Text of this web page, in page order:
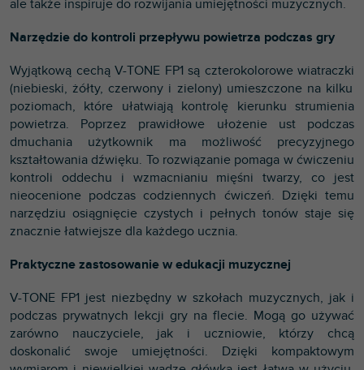
ale także inspiruje do rozwijania umiejętności muzycznych.
Narzędzie do kontroli przepływu powietrza podczas gry
Wyjątkową cechą V-TONE FP1 są czterokolorowe wiatraczki
(niebieski, żółty, czerwony i zielony) umieszczone na kilku
poziomach, które ułatwiają kontrolę kierunku strumienia
powietrza. Poprzez prawidłowe ułożenie ust podczas
dmuchania użytkownik ma możliwość precyzyjnego
kształtowania dźwięku. To rozwiązanie pomaga w ćwiczeniu
kontroli oddechu i wzmacnianiu mięśni twarzy, co jest
nieocenione podczas codziennych ćwiczeń. Dzięki temu
narzędziu osiągnięcie czystych i pełnych tonów staje się
znacznie łatwiejsze dla każdego ucznia.
Praktyczne zastosowanie w edukacji muzycznej
V-TONE FP1 jest niezbędny w szkołach muzycznych, jak i
podczas prywatnych lekcji gry na flecie. Mogą go używać
zarówno nauczyciele, jak i uczniowie, którzy chcą
doskonalić swoje umiejętności. Dzięki kompaktowym